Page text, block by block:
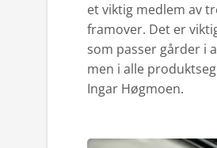
et viktig medlem av
framover. Det er
som passer gårder i
men i alle
Ingar Høgmoen.